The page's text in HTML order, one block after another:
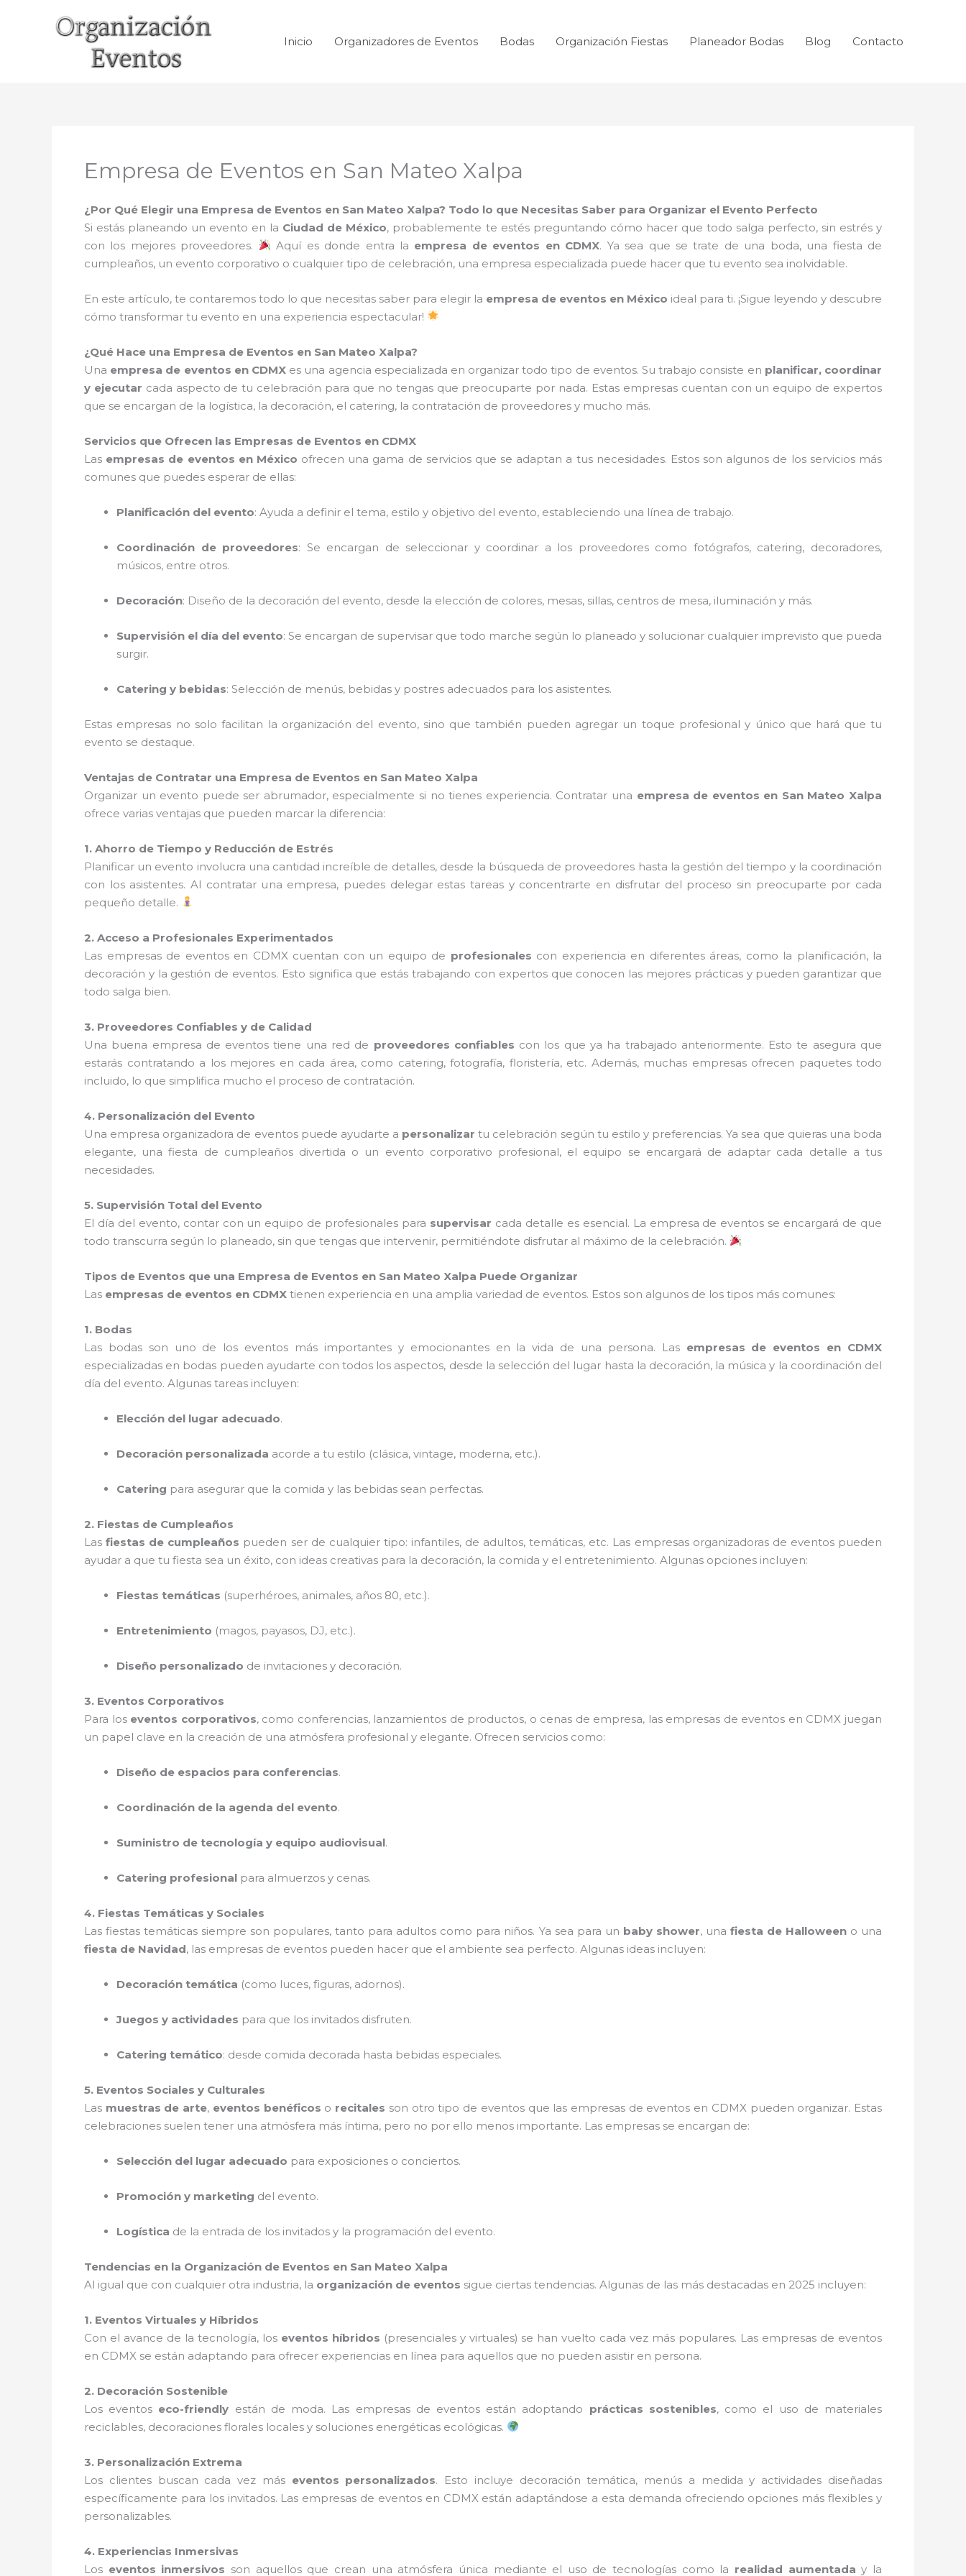
Inicio Organizadores de Eventos Bodas Organización Fiestas Planeador Bodas Blog Contacto
Empresa de Eventos en San Mateo Xalpa
¿Por Qué Elegir una Empresa de Eventos en San Mateo Xalpa? Todo lo que Necesitas Saber para Organizar el Evento Perfecto
Si estás planeando un evento en la Ciudad de México, probablemente te estés preguntando cómo hacer que todo salga perfecto, sin estrés y
con los mejores proveedores.
Aquí es donde entra la empresa de eventos en CDMX. Ya sea que se trate de una boda, una fiesta de
cumpleaños, un evento corporativo o cualquier tipo de celebración, una empresa especializada puede hacer que tu evento sea inolvidable.
En este artículo, te contaremos todo lo que necesitas saber para elegir la empresa de eventos en México ideal para ti. ¡Sigue leyendo y descubre
cómo transformar tu evento en una experiencia espectacular!
¿Qué Hace una Empresa de Eventos en San Mateo Xalpa?
Una empresa de eventos en CDMXes una agencia especializada en organizar todo tipo de eventos. Su trabajo consiste en planificar, coordinar
y ejecutar cada aspecto de tu celebración para que no tengas que preocuparte por nada. Estas empresas cuentan con un equipo de expertos
que se encargan de la logística, la decoración, el catering, la contratación de proveedores y mucho más.
Servicios que Ofrecen las Empresas de Eventos en CDMX
Las empresas de eventos en México ofrecen una gama de servicios que se adaptan a tus necesidades. Estos son algunos de los servicios más
comunes que puedes esperar de ellas:
Planificación del evento: Ayuda a definir el tema, estilo y objetivo del evento, estableciendo una línea de trabajo.
Coordinación de proveedores: Se encargan de seleccionar y coordinar a los proveedores como fotógrafos, catering, decoradores,
músicos, entre otros.
Decoración: Diseño de la decoración del evento, desde la elección de colores, mesas, sillas, centros de mesa, iluminación y más.
Supervisión el día del evento: Se encargan de supervisar que todo marche según lo planeado y solucionar cualquier imprevisto que pueda
surgir.
Catering y bebidas: Selección de menús, bebidas y postres adecuados para los asistentes.
Estas empresas no solo facilitan la organización del evento, sino que también pueden agregar un toque profesional y único que hará que tu
evento se destaque.
Ventajas de Contratar una Empresa de Eventos en San Mateo Xalpa
Organizar un evento puede ser abrumador, especialmente si no tienes experiencia. Contratar una empresa de eventos en San Mateo Xalpa
ofrece varias ventajas que pueden marcar la diferencia:
1. Ahorro de Tiempo y Reducción de Estrés
Planificar un evento involucra una cantidad increíble de detalles, desde la búsqueda de proveedores hasta la gestión del tiempo y la coordinación
con los asistentes. Al contratar una empresa, puedes delegar estas tareas y concentrarte en disfrutar del proceso sin preocuparte por cada
pequeño detalle.
2. Acceso a Profesionales Experimentados
Las empresas de eventos en CDMX cuentan con un equipo de profesionales con experiencia en diferentes áreas, como la planificación, la
decoración y la gestión de eventos. Esto significa que estás trabajando con expertos que conocen las mejores prácticas y pueden garantizar que
todo salga bien.
3. Proveedores Confiables y de Calidad
Una buena empresa de eventos tiene una red de proveedores confiables con los que ya ha trabajado anteriormente. Esto te asegura que
estarás contratando a los mejores en cada área, como catering, fotografía, floristería, etc. Además, muchas empresas ofrecen paquetes todo
incluido, lo que simplifica mucho el proceso de contratación.
4. Personalización del Evento
Una empresa organizadora de eventos puede ayudarte a personalizar tu celebración según tu estilo y preferencias. Ya sea que quieras una boda
elegante, una fiesta de cumpleaños divertida o un evento corporativo profesional, el equipo se encargará de adaptar cada detalle a tus
necesidades.
5. Supervisión Total del Evento
El día del evento, contar con un equipo de profesionales para supervisar cada detalle es esencial. La empresa de eventos se encargará de que
todo transcurra según lo planeado, sin que tengas que intervenir, permitiéndote disfrutar al máximo de la celebración.
Tipos de Eventos que una Empresa de Eventos en San Mateo Xalpa Puede Organizar
Las empresas de eventos en CDMX tienen experiencia en una amplia variedad de eventos. Estos son algunos de los tipos más comunes:
1. Bodas
Las bodas son uno de los eventos más importantes y emocionantes en la vida de una persona. Las empresas de eventos en CDMX
especializadas en bodas pueden ayudarte con todos los aspectos, desde la selección del lugar hasta la decoración, la música y la coordinación del
día del evento. Algunas tareas incluyen:
Elección del lugar adecuado.
Decoración personalizada acorde a tu estilo (clásica, vintage, moderna, etc.).
Catering para asegurar que la comida y las bebidas sean perfectas.
2. Fiestas de Cumpleaños
Lasfiestas de cumpleaños pueden ser de cualquier tipo: infantiles, de adultos, temáticas, etc. Las empresas organizadoras de eventos pueden
ayudar a que tu fiesta sea un éxito, con ideas creativas para la decoración, la comida y el entretenimiento. Algunas opciones incluyen:
Fiestas temáticas (superhéroes, animales, años 80, etc.).
Entretenimiento (magos, payasos, DJ, etc.).
Diseño personalizado de invitaciones y decoración.
3. Eventos Corporativos
Para los eventos corporativos, como conferencias, lanzamientos de productos, o cenas de empresa, las empresas de eventos en CDMX juegan
un papel clave en la creación de una atmósfera profesional y elegante. Ofrecen servicios como:
Diseño de espacios para conferencias.
Coordinación de la agenda del evento.
Suministro de tecnología y equipo audiovisual.
Catering profesional para almuerzos y cenas.
4. Fiestas Temáticas y Sociales
Las fiestas temáticas siempre son populares, tanto para adultos como para niños. Ya sea para un baby shower, una fiesta de Halloweeno una
fiesta de Navidad, las empresas de eventos pueden hacer que el ambiente sea perfecto. Algunas ideas incluyen:
Decoración temática (como luces, figuras, adornos).
Juegos y actividades para que los invitados disfruten.
Catering temático: desde comida decorada hasta bebidas especiales.
5. Eventos Sociales y Culturales
Las muestras de arte, eventos benéficos o recitales son otro tipo de eventos que las empresas de eventos en CDMX pueden organizar. Estas
celebraciones suelen tener una atmósfera más íntima, pero no por ello menos importante. Las empresas se encargan de:
Selección del lugar adecuado para exposiciones o conciertos.
Promoción y marketing del evento.
Logística de la entrada de los invitados y la programación del evento.
Tendencias en la Organización de Eventos en San Mateo Xalpa
Al igual que con cualquier otra industria, la organización de eventos sigue ciertas tendencias. Algunas de las más destacadas en 2025 incluyen:
1. Eventos Virtuales y Híbridos
Con el avance de la tecnología, los eventos híbridos (presenciales y virtuales) se han vuelto cada vez más populares. Las empresas de eventos
en CDMX se están adaptando para ofrecer experiencias en línea para aquellos que no pueden asistir en persona.
2. Decoración Sostenible
Los eventos eco-friendly están de moda. Las empresas de eventos están adoptando prácticas sostenibles, como el uso de materiales
reciclables, decoraciones florales locales y soluciones energéticas ecológicas.
3. Personalización Extrema
Los clientes buscan cada vez más eventos personalizados. Esto incluye decoración temática, menús a medida y actividades diseñadas
específicamente para los invitados. Las empresas de eventos en CDMX están adaptándose a esta demanda ofreciendo opciones más flexibles y
personalizables.
4. Experiencias Inmersivas
Los eventos inmersivos son aquellos que crean una atmósfera única mediante el uso de tecnologías como la realidad aumentada y la